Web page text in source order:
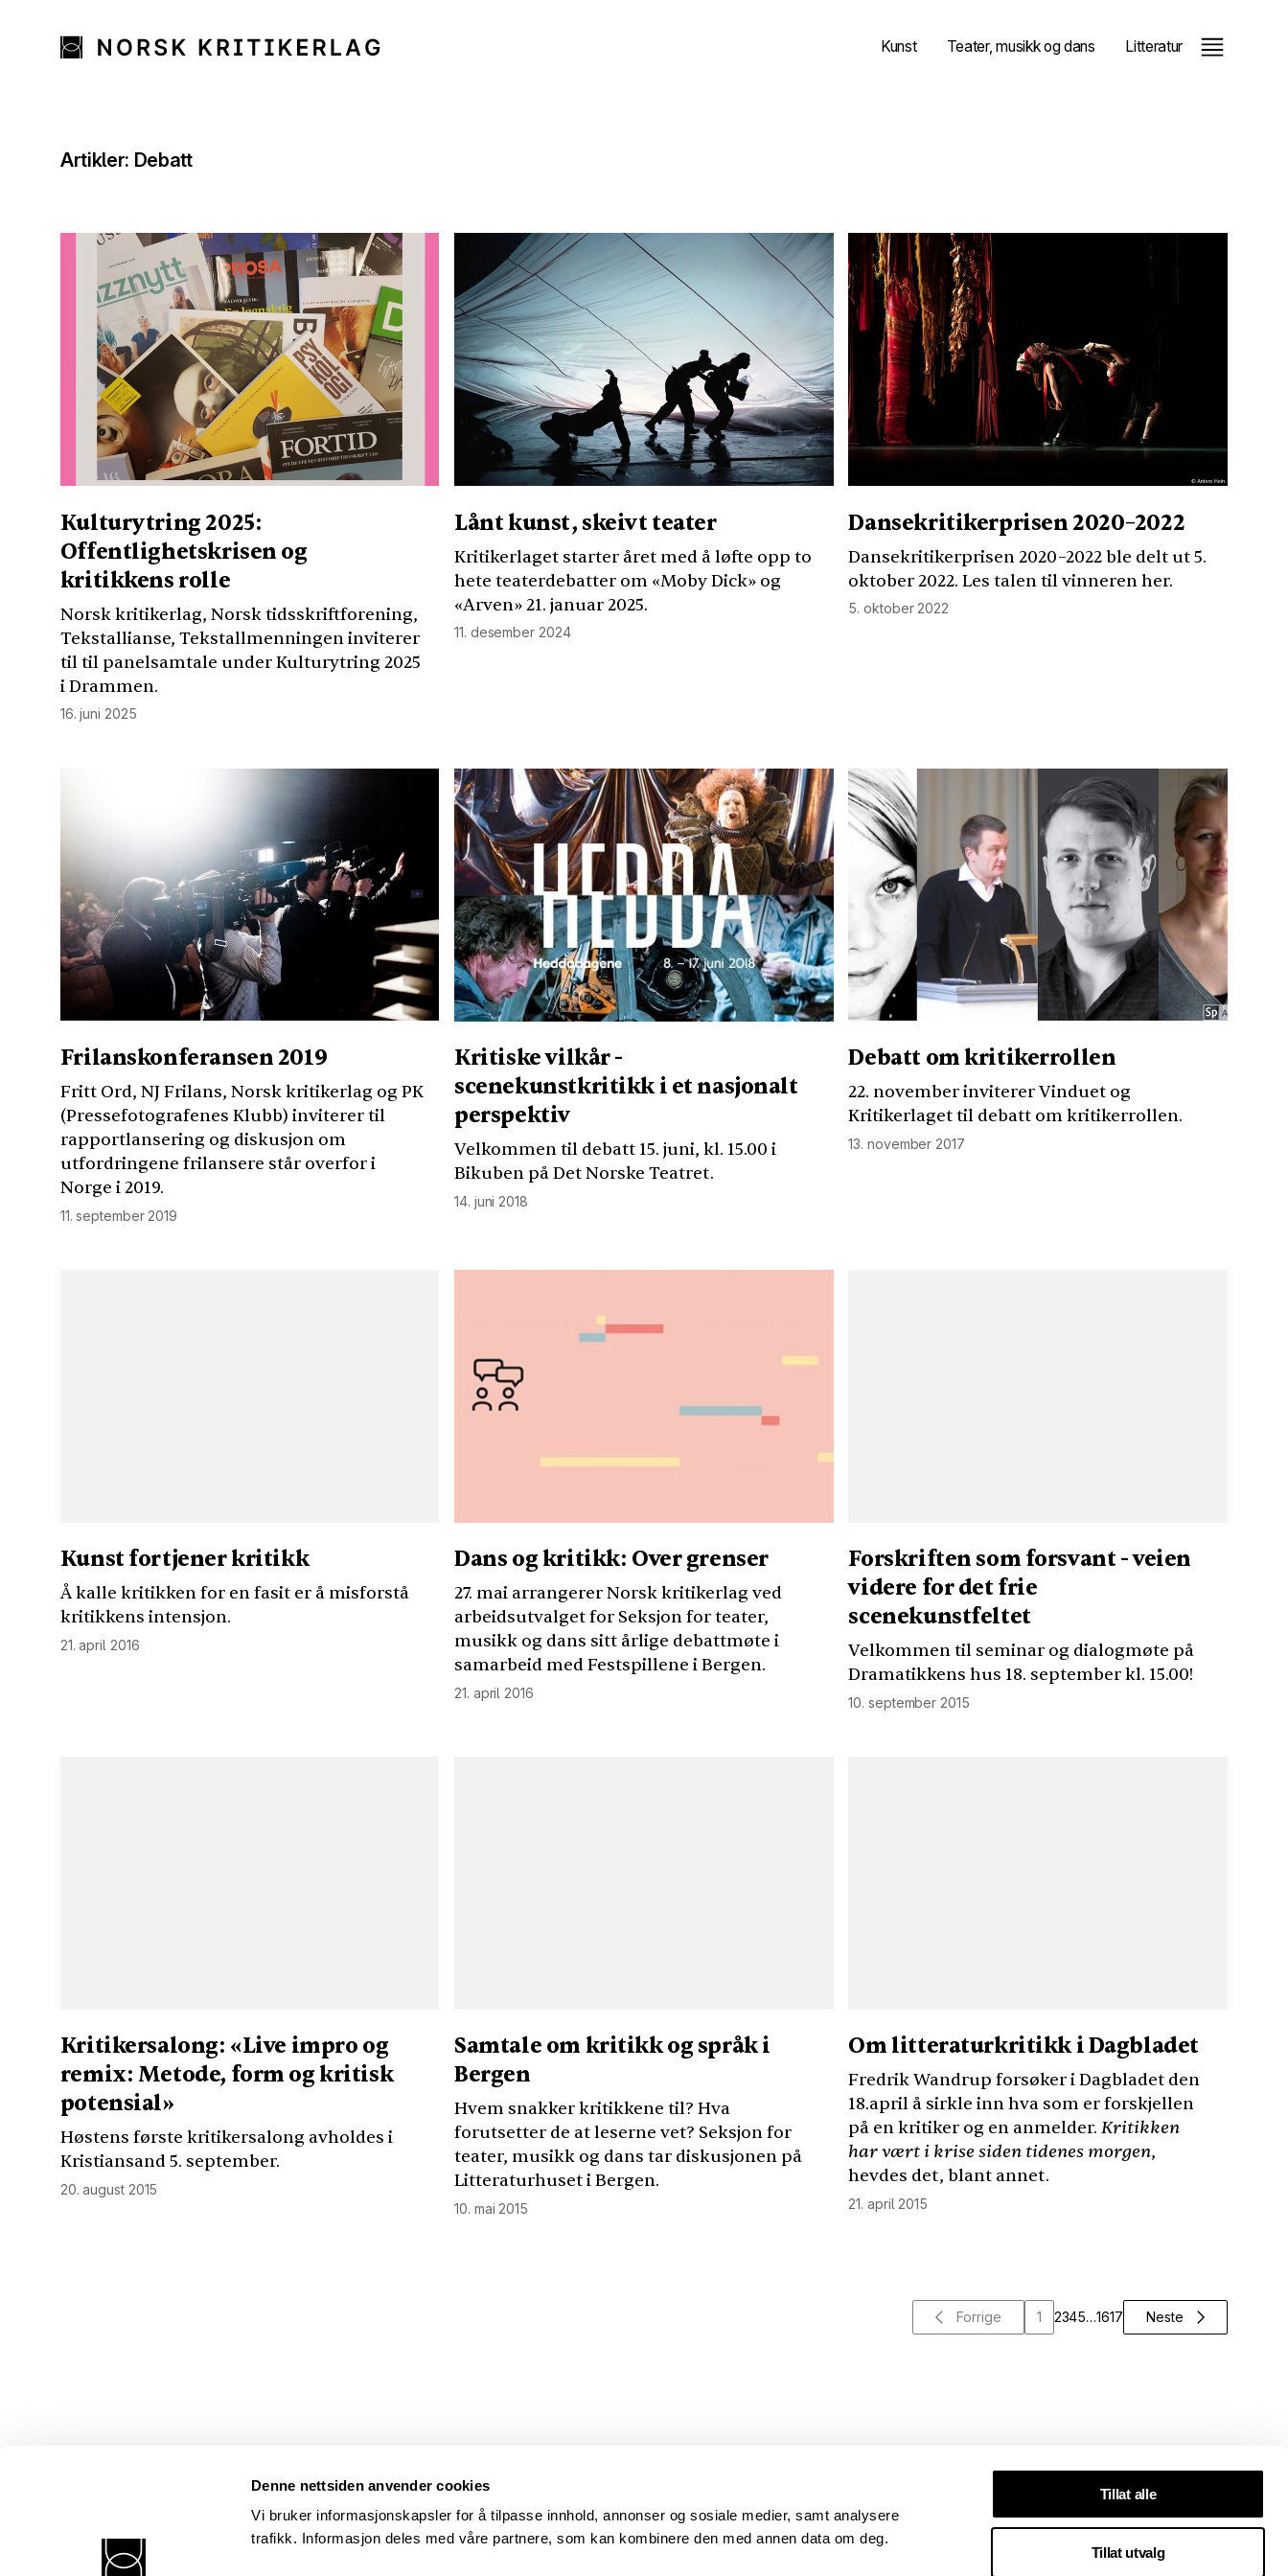
Denne nettsiden anvender cookies
Vi bruker informasjonskapsler for å tilpasse innhold, annonser og sosiale medier, samt analysere
trafikk. Informasjon deles med våre partnere, som kan kombinere den med annen data om deg.
Tillat alle
Tillat utvalg
Kunst Teater, musikk og dans Litteratur
Artikler: Debatt
Kulturytring 2025:
Offentlighetskrisen og
kritikkens rolle
Norsk kritikerlag, Norsk tidsskriftforening,
Tekstallianse, Tekstallmenningen inviterer
til til panelsamtale under Kulturytring 2025
i Drammen.
16. juni 2025
Lånt kunst, skeivt teater
Kritikerlaget starter året med å løfte opp to
hete teaterdebatter om «Moby Dick» og
«Arven» 21. januar 2025.
11. desember 2024
Dansekritikerprisen 2020–2022
Dansekritikerprisen 2020–2022 ble delt ut 5.
oktober 2022. Les talen til vinneren her.
5. oktober 2022
Frilanskonferansen 2019
Fritt Ord, NJ Frilans, Norsk kritikerlag og PK
(Pressefotografenes Klubb) inviterer til
rapportlansering og diskusjon om
utfordringene frilansere står overfor i
Norge i 2019.
11. september 2019
Kritiske vilkår -
scenekunstkritikk i et nasjonalt
perspektiv
Velkommen til debatt 15. juni, kl. 15.00 i
Bikuben på Det Norske Teatret.
14. juni 2018
Debatt om kritikerrollen
22. november inviterer Vinduet og
Kritikerlaget til debatt om kritikerrollen.
13. november 2017
Kunst fortjener kritikk
Å kalle kritikken for en fasit er å misforstå
kritikkens intensjon.
21. april 2016
Dans og kritikk: Over grenser
27. mai arrangerer Norsk kritikerlag ved
arbeidsutvalget for Seksjon for teater,
musikk og dans sitt årlige debattmøte i
samarbeid med Festspillene i Bergen.
21. april 2016
Forskriften som forsvant - veien
videre for det frie
scenekunstfeltet
Velkommen til seminar og dialogmøte på
Dramatikkens hus 18. september kl. 15.00!
10. september 2015
Kritikersalong: «Live impro og
remix: Metode, form og kritisk
potensial»
Høstens første kritikersalong avholdes i
Kristiansand 5. september.
20. august 2015
Samtale om kritikk og språk i
Bergen
Hvem snakker kritikkene til? Hva
forutsetter de at leserne vet? Seksjon for
teater, musikk og dans tar diskusjonen på
Litteraturhuset i Bergen.
10. mai 2015
Om litteraturkritikk i Dagbladet
Fredrik Wandrup forsøker i Dagbladet den
18.april å sirkle inn hva som er forskjellen
på en kritiker og en anmelder.Kritikken
har vært i krise siden tidenes morgen,
hevdes det, blant annet.
21. april 2015
Forrige 1 2345…1617 Neste
Norsk kritikerlag
Postadresse: Postboks 352 Sentrum, 0101 Oslo